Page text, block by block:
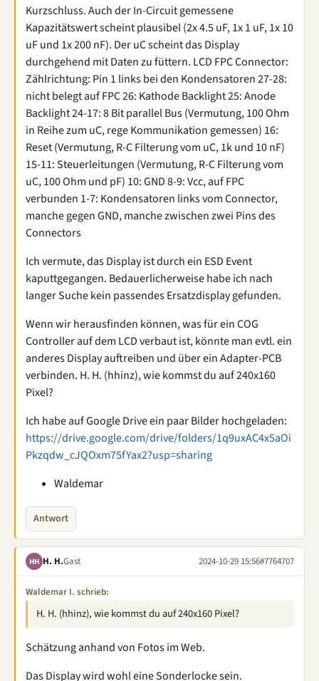
Kurzschluss. Auch der In-Circuit gemessene
Kapazitätswert scheint plausibel (2x 4.5 uF, 1x 1 uF, 1x 10
uF und 1x 200 nF). Der uC scheint das Display
durchgehend mit Daten zu füttern. LCD FPC Connector:
Zählrichtung: Pin 1 links bei den Kondensatoren 27-28:
nicht belegt auf FPC 26: Kathode Backlight 25: Anode
Backlight 24-17: 8 Bit parallel Bus (Vermutung, 100 Ohm
in Reihe zum uC, rege Kommunikation gemessen) 16:
Reset (Vermutung, R-C Filterung vom uC, 1k und 10 nF)
15-11: Steuerleitungen (Vermutung, R-C Filterung vom
uC, 100 Ohm und pF) 10: GND 8-9: Vcc, auf FPC
verbunden 1-7: Kondensatoren links vom Connector,
manche gegen GND, manche zwischen zwei Pins des
Connectors
Ich vermute, das Display ist durch ein ESD Event
kaputtgegangen. Bedauerlicherweise habe ich nach
langer Suche kein passendes Ersatzdisplay gefunden.
Wenn wir herausfinden können, was für ein COG
Controller auf dem LCD verbaut ist, könnte man evtl. ein
anderes Display auftreiben und über ein Adapter-PCB
verbinden. H. H. (hhinz), wie kommst du auf 240x160
Pixel?
Ich habe auf Google Drive ein paar Bilder hochgeladen:
https://drive.google.com/drive/folders/1q9uxAC4x5aOi
Pkzqdw_cJQOxm75fYax2?usp=sharing
Waldemar
Antwort
HH H. H.Gast 2024-10-29 15:56#7764707
Waldemar I. schrieb:
H. H. (hhinz), wie kommst du auf 240x160 Pixel?
Schätzung anhand von Fotos im Web.
Das Display wird wohl eine Sonderlocke sein.